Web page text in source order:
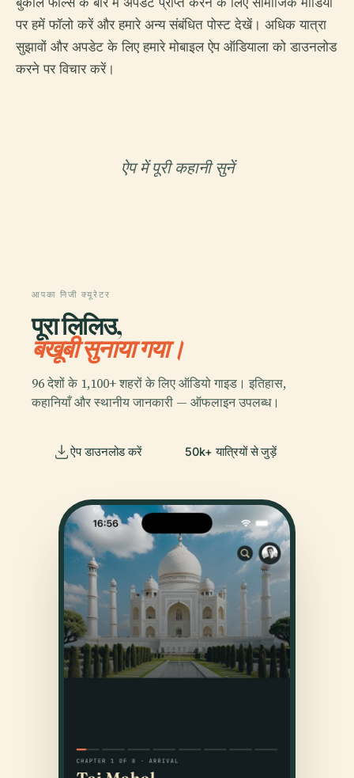
पर हमें फॉलो करें और हमारे अन्य संबंधित पोस्ट देखें। अधिक यात्रा
सुझावों और अपडेट के लिए हमारे मोबाइल ऐप ऑडियाला को डाउनलोड
करने पर विचार करें।
ऐप में पूरी कहानी सुनें
आपका निजी क्यूरेटर
पूरा लिलिउ,
बखूबी सुनाया गया।
96 देशों के 1,100+ शहरों के लिए ऑडियो गाइड। इतिहास,
कहानियाँ और स्थानीय जानकारी — ऑफलाइन उपलब्ध।
ऐप डाउनलोड करें 50k+ यात्रियों से जुड़ें